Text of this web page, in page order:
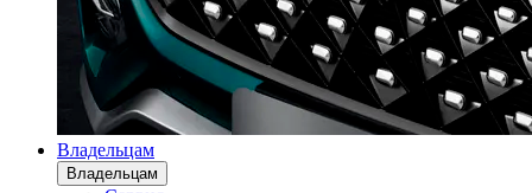
Владельцам
Владельцам